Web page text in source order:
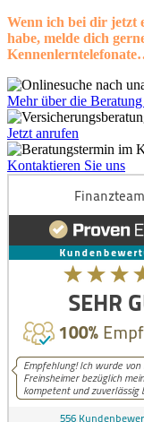
Wenn ich bei dir jetzt
habe, melde dich
Mehr über die Beratung
Jetzt anrufen
Kontaktieren Sie uns